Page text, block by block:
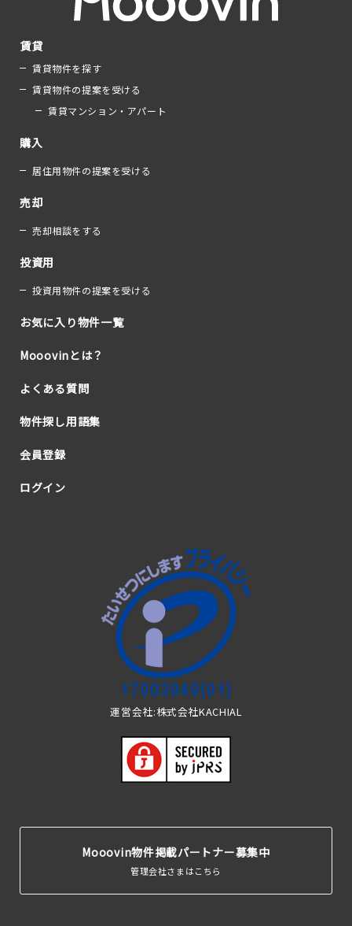
賃貸
賃貸物件を探す
賃貸物件の提案を受ける
賃貸マンション・アパート
購入
居住用物件の提案を受ける
売却
売却相談をする
投資用
投資用物件の提案を受ける
お気に入り物件一覧
Mooovinとは？
よくある質問
物件探し用語集
会員登録
ログイン
運営会社:株式会社KACHIAL
Mooovin物件掲載パートナー募集中
管理会社さまはこちら